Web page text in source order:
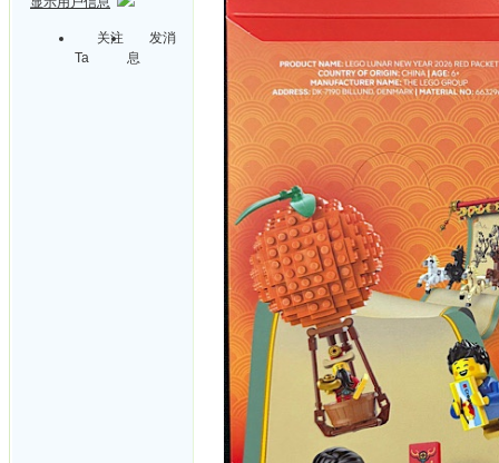
关注
Ta
发消
息